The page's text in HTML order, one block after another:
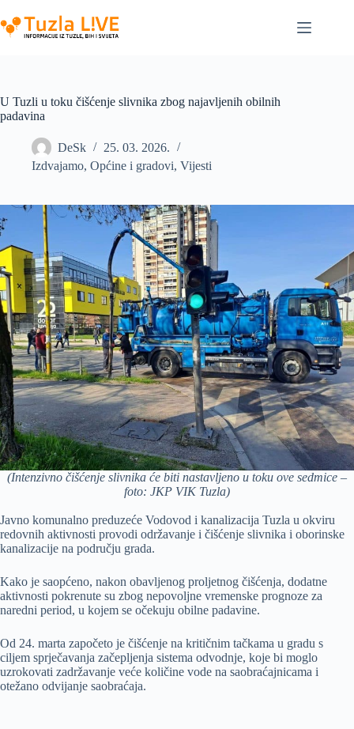
to
content
U Tuzli u toku čišćenje slivnika zbog najavljenih obilnih
padavina
DeSk
25. 03. 2026.
Izdvajamo, Općine i gradovi, Vijesti
(Intenzivno čišćenje slivnika će biti nastavljeno u toku ove sedmice –
foto: JKP VIK Tuzla)
Javno komunalno preduzeće Vodovod i kanalizacija Tuzla u okviru
redovnih aktivnosti provodi održavanje i čišćenje slivnika i oborinske
kanalizacije na području grada.
Kako je saopćeno, nakon obavljenog proljetnog čišćenja, dodatne
aktivnosti pokrenute su zbog nepovoljne vremenske prognoze za
naredni period, u kojem se očekuju obilne padavine.
Od 24. marta započeto je čišćenje na kritičnim tačkama u gradu s
ciljem sprječavanja začepljenja sistema odvodnje, koje bi moglo
uzrokovati zadržavanje veće količine vode na saobraćajnicama i
otežano odvijanje saobraćaja.